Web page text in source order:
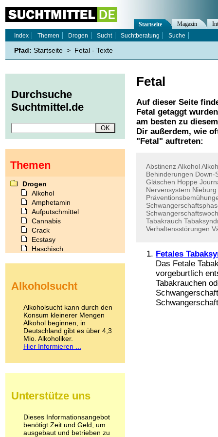
Fetal
Auf dieser Seite
Fetal getaggt
am besten zu
Dir außerdem, wie
" Fetal " auftreten:
Abstinenz Alkohol
Behinderungen Down-
Gläschen Hoppe
Nervensystem Nieburg
Tabakrauch
Verhaltensstörungen
Fetales
Das Fetale
vorgeburtlich
Tabakrauchen
Startseite Magazin
Index
Themen Drogen Sucht Suchtberatung Suche
Pfad: Startseite > Fetal - Texte
Durchsuche
Suchtmittel.de
Themen
Drogen
Alkohol
Amphetamin
Aufputschmittel
Cannabis
Crack
Ecstasy
Haschisch
Kokain
LSD
Marihuana
Medikamente
Meskalin
Metamphetamin
Methadon
Pilze
Psychopharmaka
Schlafmittel
Schmerzmittel
Alkoholsucht
Alkoholsucht kann durch den
Konsum kleinerer Mengen
Alkohol beginnen, in
Deutschland gibt es über 4,3
Mio. Alkoholiker.
Hier Informieren ...
Unterstütze uns
Dieses Informationsangebot
benötigt Zeit und Geld, um
ausgebaut und betrieben zu